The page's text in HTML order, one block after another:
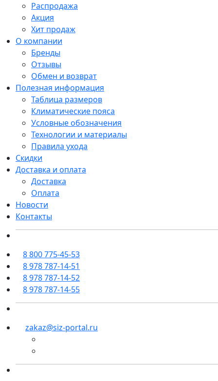
Распродажа
Акция
Хит продаж
О компании
Бренды
Отзывы
Обмен и возврат
Полезная информация
Таблица размеров
Климатические пояса
Условные обозначения
Технологии и материалы
Правила ухода
Скидки
Доставка и оплата
Доставка
Оплата
Новости
Контакты
8 800 775-45-53
8 978 787-14-51
8 978 787-14-52
8 978 787-14-55
zakaz@siz-portal.ru